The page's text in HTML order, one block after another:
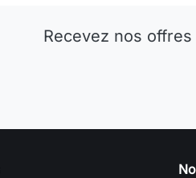
Recevez nos